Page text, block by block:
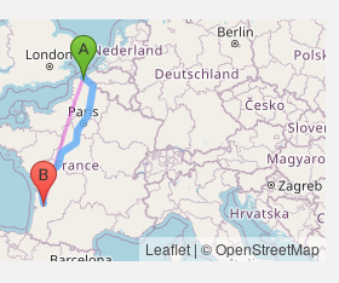
Leaflet|© OpenStreetMap